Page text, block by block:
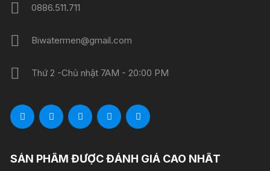
0886.511.711
Biwatermen@gmail.com
Thứ 2 -Chủ nhật 7AM - 20:00 PM
SẢN PHẨM ĐƯỢC ĐÁNH GIÁ CAO NHẤT